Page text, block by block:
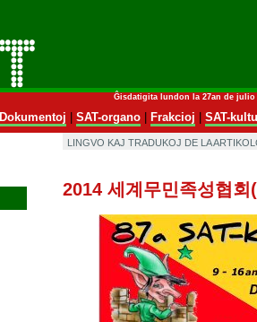
Ĝisdatigita lundon la 27an de
Dokumentoj SAT-organo| Frakcioj SAT-
LINGVO KAJ TRADUKOJ DE LA
2014 세계무민족성협회